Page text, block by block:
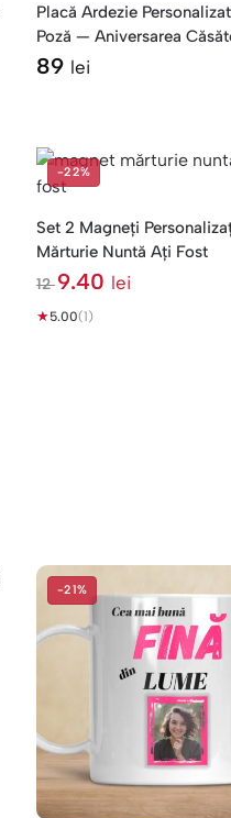
Placă Ardezie
Poză — Aniversarea
Finilor
89 lei
-22%
Set 2 Magneți
Mărturie Nuntă Ați Fost
12
e
9.40 lei
★5.00(1)
-21%